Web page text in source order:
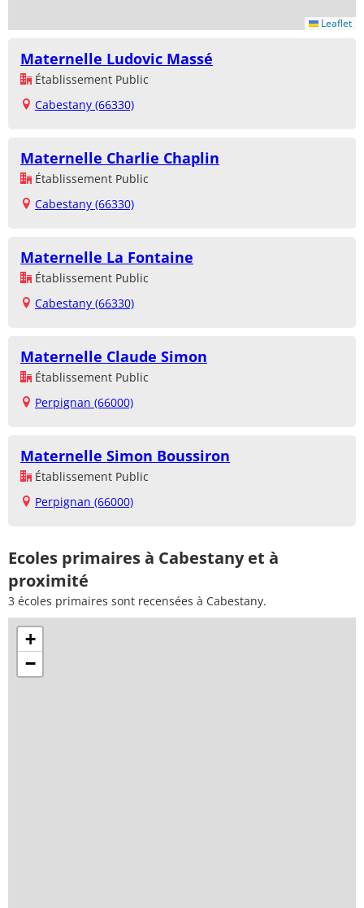
Leaflet
Maternelle Ludovic Massé
Établissement Public
Cabestany (66330)
Maternelle Charlie Chaplin
Établissement Public
Cabestany (66330)
Maternelle La Fontaine
Établissement Public
Cabestany (66330)
Maternelle Claude Simon
Établissement Public
Perpignan (66000)
Maternelle Simon Boussiron
Établissement Public
Perpignan (66000)
Ecoles primaires à Cabestany et à
proximité
3 écoles primaires sont recensées à Cabestany.
+
−